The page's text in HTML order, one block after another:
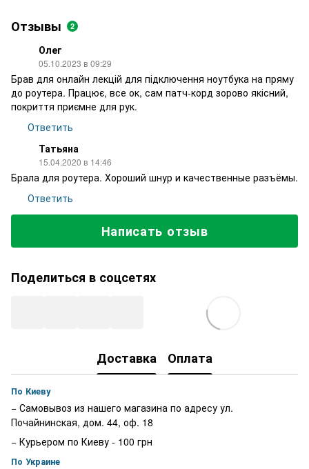
Отзывы 2
Олег
05.10.2023 в 09:29
Брав для онлайн лекцій для підключення ноутбука на пряму
до роутера. Працює, все ок, сам патч-корд зорово якісний,
покриття приємне для рук.
Ответить
Татьяна
15.04.2020 в 14:46
Брала для роутера. Хороший шнур и качественные разъёмы.
Ответить
Написать отзыв
Поделиться в соцсетях
Доставка Оплата
По Киеву
− Самовывоз из нашего магазина по адресу ул.
Почайнинская, дом. 44, оф. 18
− Курьером по Киеву - 100 грн
По Украине